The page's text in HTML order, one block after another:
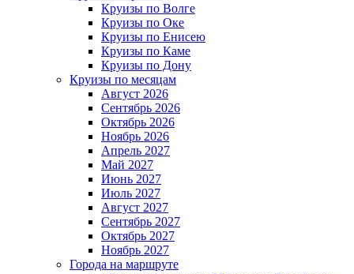
Круизы по Волге
Круизы по Оке
Круизы по Енисею
Круизы по Каме
Круизы по Дону
Круизы по месяцам
Август 2026
Сентябрь 2026
Октябрь 2026
Ноябрь 2026
Апрель 2027
Май 2027
Июнь 2027
Июль 2027
Август 2027
Сентябрь 2027
Октябрь 2027
Ноябрь 2027
Города на маршруте